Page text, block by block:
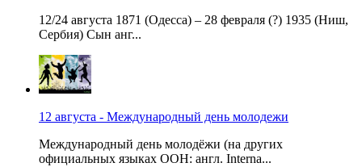
12/24 августа 1871 (Одесса) – 28 февраля (?) 1935 (Ниш,
Сербия) Сын анг...
12 августа - Международный день молодежи
Международный день молодёжи (на других
официальных языках ООН: англ. Interna...